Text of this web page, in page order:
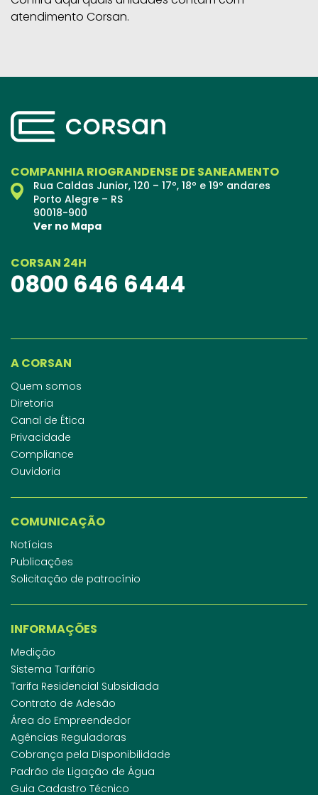
atendimento Corsan.
COMPANHIA RIOGRANDENSE DE SANEAMENTO
Rua Caldas Junior, 120 – 17º, 18º e 19º andares
Porto Alegre – RS
90018-900
Ver no Mapa
CORSAN 24H
0800 646 6444
A CORSAN
Quem somos
Diretoria
Canal de Ética
Privacidade
Compliance
Ouvidoria
COMUNICAÇÃO
Notícias
Publicações
Solicitação de patrocínio
INFORMAÇÕES
Medição
Sistema Tarifário
Tarifa Residencial Subsidiada
Contrato de Adesão
Área do Empreendedor
Agências Reguladoras
Cobrança pela Disponibilidade
Padrão de Ligação de Água
Guia Cadastro Técnico